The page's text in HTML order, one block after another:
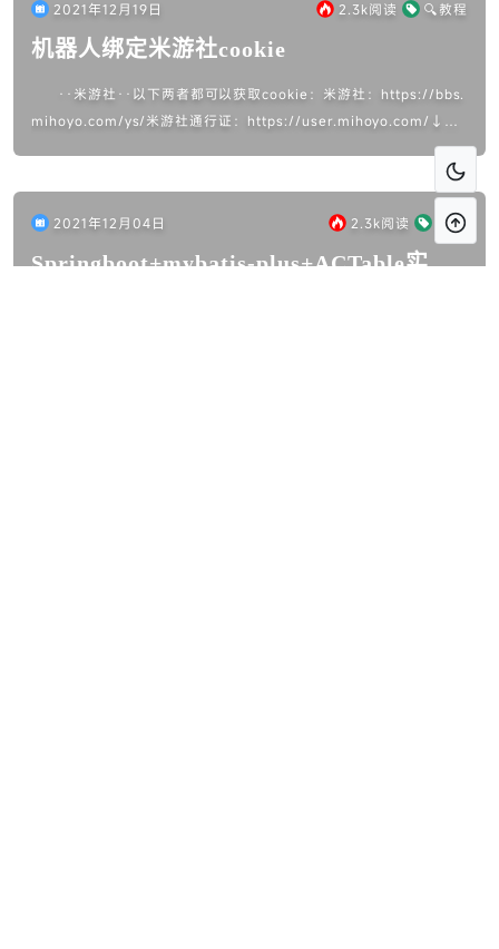
2021年12月19日 2.3k阅读 🔍教程
机器人绑定米游社cookie
··米游社··以下两者都可以获取cookie：米游社：https://bbs.
mihoyo.com/ys/米游社通行证：https://user.mihoyo.com/↓↓
2021年12月04日 2.3k阅读 Java
Springboot+mybatis-plus+ACTable实现